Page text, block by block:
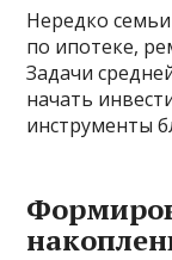
Нередко
по ипотеке,
Задачи
начать
инструменты